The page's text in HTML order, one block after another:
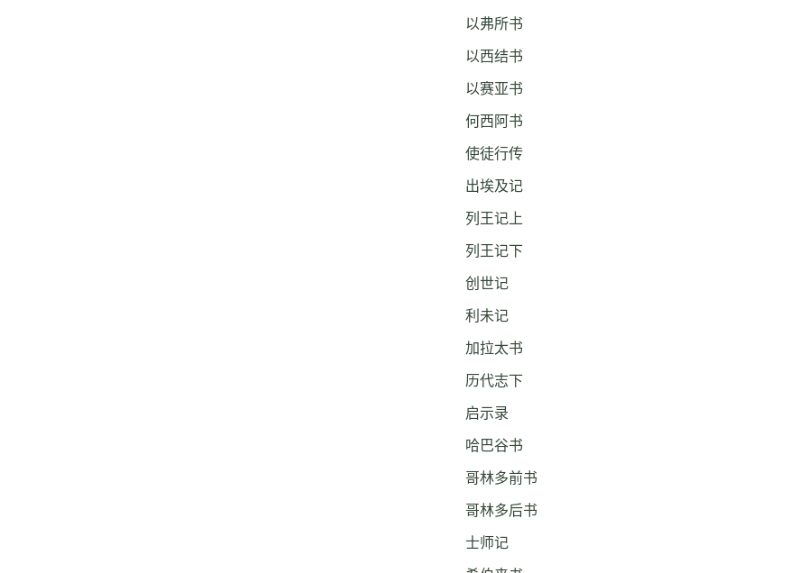
以弗所书
以西结书
以赛亚书
何西阿书
使徒行传
出埃及记
列王记上
列王记下
创世记
利未记
加拉太书
历代志下
启示录
哈巴谷书
哥林多前书
哥林多后书
士师记